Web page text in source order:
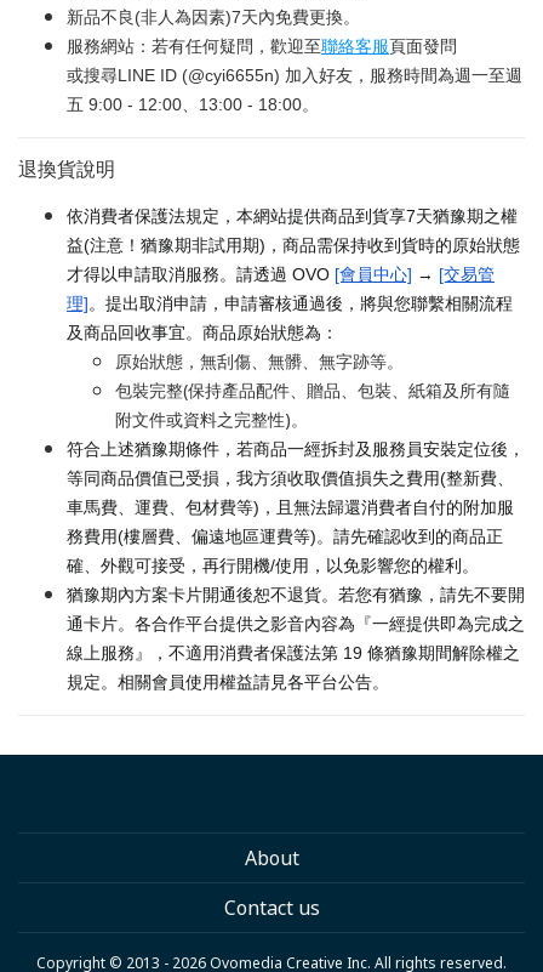
新品不良(非人為因素)7天內免費更換。
服務網站：若有任何疑問，歡迎至聯絡客服頁面發問
或搜尋LINE ID (@cyi6655n) 加入好友，服務時間為週一至週
五 9:00 - 12:00、13:00 - 18:00。
退換貨說明
依消費者保護法規定，本網站提供商品到貨享7天猶豫期之權
益(注意！猶豫期非試用期)，商品需保持收到貨時的原始狀態
才得以申請取消服務。請透過 OVO [會員中心] → [交易管
理]。提出取消申請，申請審核通過後，將與您聯繫相關流程
及商品回收事宜。商品原始狀態為：
原始狀態，無刮傷、無髒、無字跡等。
包裝完整(保持產品配件、贈品、包裝、紙箱及所有隨
附文件或資料之完整性)。
符合上述猶豫期條件，若商品一經拆封及服務員安裝定位後，
等同商品價值已受損，我方須收取價值損失之費用(整新費、
車馬費、運費、包材費等)，且無法歸還消費者自付的附加服
務費用(樓層費、偏遠地區運費等)。請先確認收到的商品正
確、外觀可接受，再行開機/使用，以免影響您的權利。
猶豫期內方案卡片開通後恕不退貨。若您有猶豫，請先不要開
通卡片。各合作平台提供之影音內容為『一經提供即為完成之
線上服務』，不適用消費者保護法第 19 條猶豫期間解除權之
規定。相關會員使用權益請見各平台公告。
About
Contact us
Copyright © 2013 - 2026 Ovomedia Creative Inc. All rights reserved.